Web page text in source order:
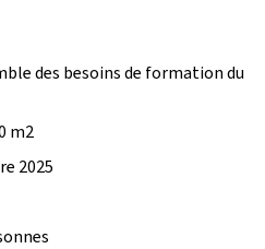
des besoins de formation du
m2
2025